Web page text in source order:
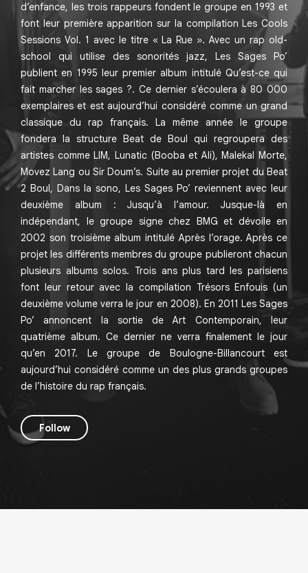
d’enfance, les trois rappeurs fondent le groupe en 1993 et
font leur première apparition sur la compilation Les Cools
Sessions Vol. 1 avec le titre « La Rue ». Avec un rap old-
school qui utilise des sonorités jazz, Les Sages Po’
publient en 1995 leur premier album intitulé Qu’est-ce qui
fait marcher les sages ?. Ce dernier s’écoulera à 80 000
exemplaires et est aujourd’hui considéré comme un grand
classique du rap français. La même année le groupe
fondera la structure Beat de Boul qui regroupera des
artistes comme LIM, Lunatic (Booba et Ali), Malekal Morte,
Movez Lang ou Sir Doum’s. Suite au premier projet du Beat
2 Boul, Dans la sono, Les Sages Po’ reviennent avec leur
deuxième album : Jusqu’à l’amour. Jusque-là en
indépendant, le groupe signe chez BMG et dévoile en
2002 son troisième album intitulé Après l’orage. Après ce
projet les différents membres du groupe publieront chacun
plusieurs albums solos. Trois ans plus tard les parisiens
font leur retour avec la compilation Trésors Enfouis (un
deuxième volume verra le jour en 2008). En 2011 Les Sages
Po’ annoncent la sortie de Art Contemporain, leur
quatrième album. Ce dernier ne verra finalement le jour
qu’en 2017. Le groupe de Boulogne-Billancourt est
aujourd’hui considéré comme un des plus grands groupes
de l’histoire du rap français.
Follow